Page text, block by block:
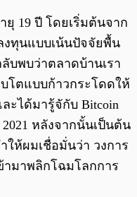
ยุ 19 ปี โดยเริ่มต้นจาก
งทุนแบบเน้นปัจจัยพื้น
บพบว่าตลาดบ้านเรา
โตแบบก้าวกระโดดให้
ะได้มารู้จักับ Bitcoin
หลังจากนั้นเป็นต้น
ให้ผมเชื่อมั่นว่า วงการ
มาพลิกโฉมโลกการ